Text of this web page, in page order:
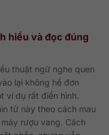
hiểu và đọc đúng
thuật ngữ nghe quen
lại không hề đơn
ví dụ rất điển hình.
từ này theo cách mau
rượu vang. Cách